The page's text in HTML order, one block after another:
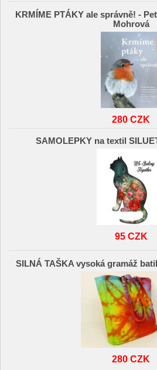
KRMÍME PTÁKY ale správně! -
Mohrová
280 CZK
SAMOLEPKY na textil
95 CZK
SILNÁ TAŠKA vysoká gramáž
280 CZK